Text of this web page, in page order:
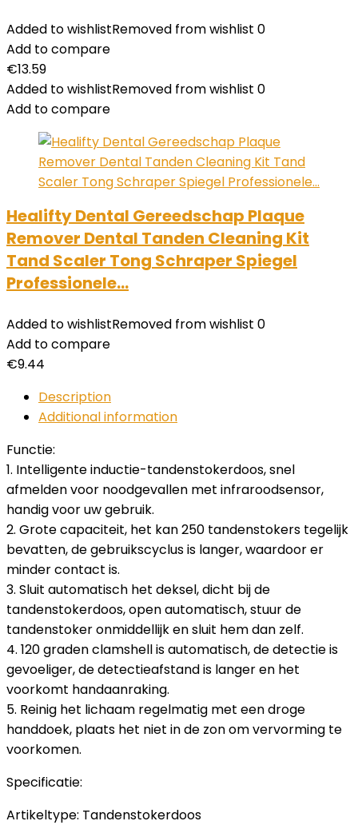
Added to wishlistRemoved from wishlist 0
Add to compare
€13.59
Added to wishlistRemoved from wishlist 0
Add to compare
Healifty Dental Gereedschap Plaque
Remover Dental Tanden Cleaning Kit
Tand Scaler Tong Schraper Spiegel
Professionele…
Added to wishlistRemoved from wishlist 0
Add to compare
€9.44
Description
Additional information
Functie:
1. Intelligente inductie-tandenstokerdoos, snel
afmelden voor noodgevallen met infraroodsensor,
handig voor uw gebruik.
2. Grote capaciteit, het kan 250 tandenstokers tegelijk
bevatten, de gebruikscyclus is langer, waardoor er
minder contact is.
3. Sluit automatisch het deksel, dicht bij de
tandenstokerdoos, open automatisch, stuur de
tandenstoker onmiddellijk en sluit hem dan zelf.
4. 120 graden clamshell is automatisch, de detectie is
gevoeliger, de detectieafstand is langer en het
voorkomt handaanraking.
5. Reinig het lichaam regelmatig met een droge
handdoek, plaats het niet in de zon om vervorming te
voorkomen.
Specificatie:
Artikeltype: Tandenstokerdoos